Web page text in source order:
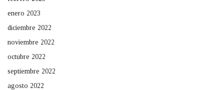
enero 2023
diciembre 2022
noviembre 2022
octubre 2022
septiembre 2022
agosto 2022